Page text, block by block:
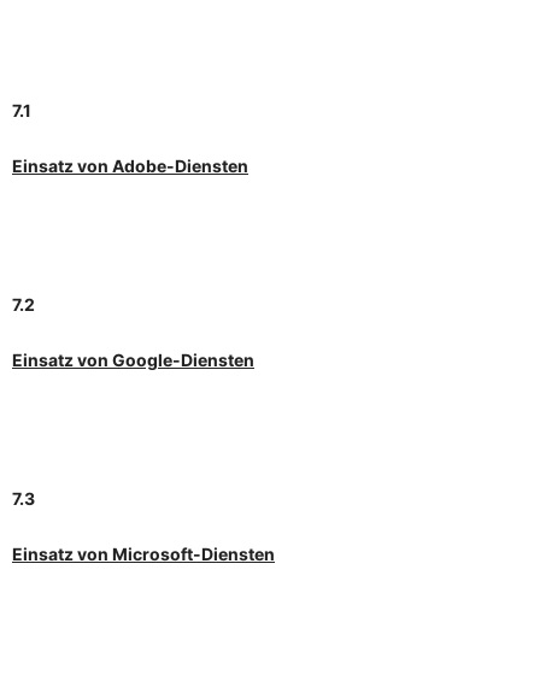
7.1
Einsatz von Adobe-Diensten
7.2
Einsatz von Google-Diensten
7.3
Einsatz von Microsoft-Diensten